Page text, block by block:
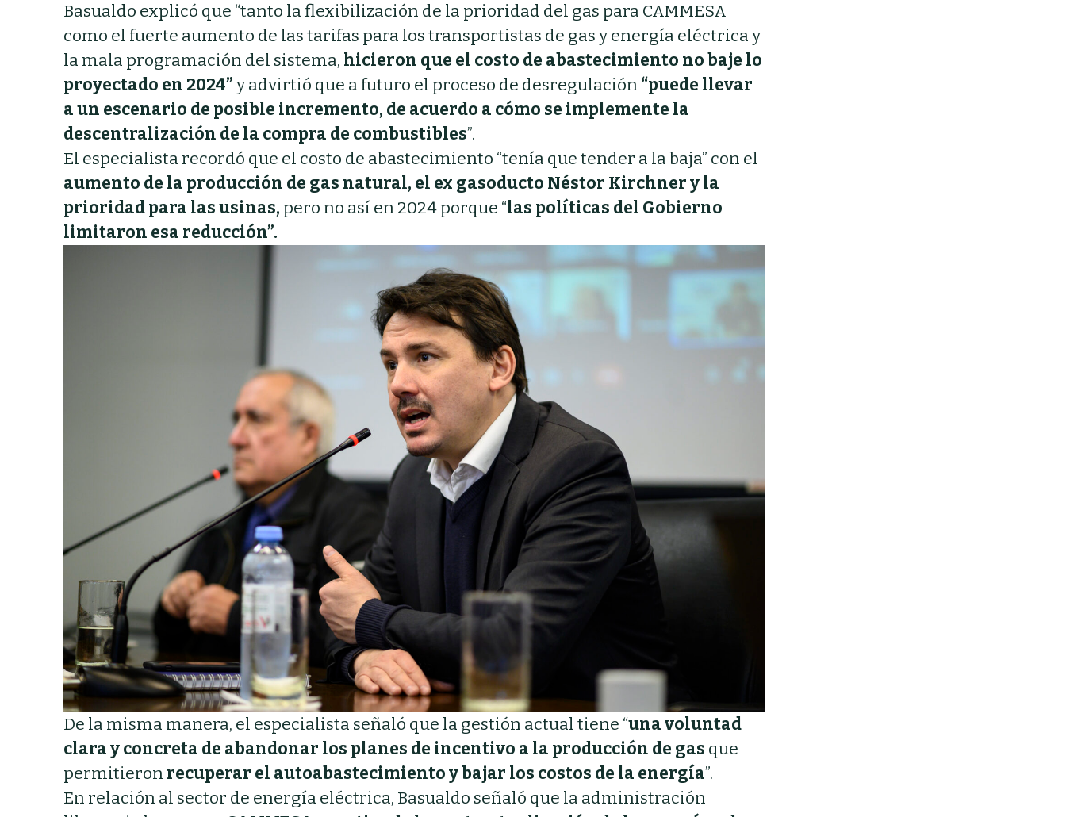
Basualdo explicó que “tanto la flexibilización de la prioridad del gas para CAMMESA
como el fuerte aumento de las tarifas para los transportistas de gas y energía eléctrica y
la mala programación del sistema, hicieron que el costo de abastecimiento no baje lo
proyectado en 2024”y advirtió que a futuro el proceso de desregulación “puede llevar
a un escenario de posible incremento, de acuerdo a cómo se implemente la
descentralización de la compra de combustibles”.
El especialista recordó que el costo de abastecimiento “tenía que tender a la baja” con el
aumento de la producción de gas natural, el ex gasoducto Néstor Kirchner y la
prioridad para las usinas, pero no así en 2024 porque “las políticas del Gobierno
limitaron esa reducción”.
De la misma manera, el especialista señaló que la gestión actual tiene “una voluntad
clara y concreta de abandonar los planes de incentivo a la producción de gas que
permitieron recuperar el autoabastecimiento y bajar los costos de la energía”.
En relación al sector de energía eléctrica, Basualdo señaló que la administración